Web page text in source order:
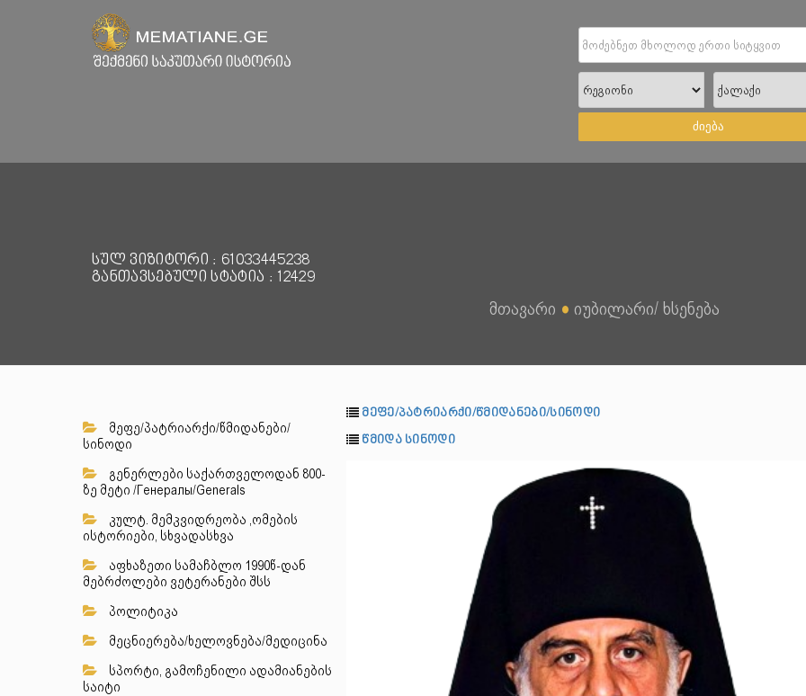
ძიება
სულ ვიზიტორი : 61033445238
განთავსებული სტატია : 12429
მთავარი ● იუბილარი/ ხსენება
მეფე/პატრიარქი/წმიდანები/
სინოდი
გენერლები საქართველოდან 800-
ზე მეტი /Генералы/Generals
კულტ. მემკვიდრეობა ,ომების
ისტორიები, სხვადასხვა
აფხაზეთი სამაჩბლო 1990წ-დან
მებრძოლები ვეტერანები შსს
პოლიტიკა
მეცნიერება/ხელოვნება/მედიცინა
სპორტი, გამოჩენილი ადამიანების
საიტი
მეფე/პატრიარქი/წმიდანები/სინოდი
წმიდა სინოდი